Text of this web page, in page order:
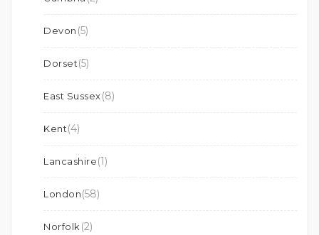
Devon (5)
Dorset(5)
East Sussex(8)
Kent(4)
Lancashire(1)
London(58)
Norfolk (2)